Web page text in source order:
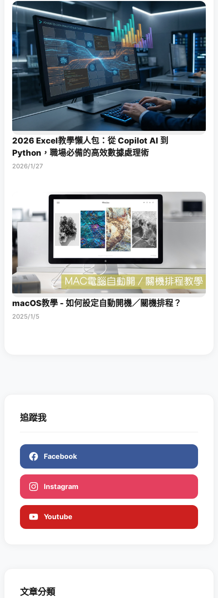
2026 Excel教學懶人包：從 Copilot AI 到
Python，職場必備的高效數據處理術
2026/1/27
macOS教學 - 如何設定自動開機／關機排程？
2025/1/5
追蹤我
Facebook
Instagram
Youtube
文章分類